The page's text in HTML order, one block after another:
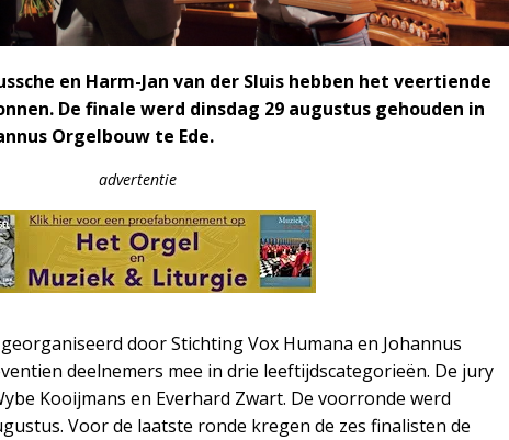
en Harm-Jan van der Sluis hebben het veertiende
De finale werd dinsdag 29 augustus gehouden in
Orgelbouw te Ede.
advertentie
door Stichting Vox Humana en Johannus
deelnemers mee in drie leeftijdscategorieën. De jury
Kooijmans en Everhard Zwart. De voorronde werd
Voor de laatste ronde kregen de zes finalisten de